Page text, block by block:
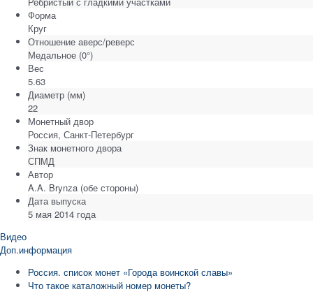
Форма
Круг
Отношение аверс/реверс
Медальное (0°)
Вес
5.63
Диаметр (мм)
22
Монетный двор
Россия, Санкт-Петербург
Знак монетного двора
СПМД
Автор
A.A. Brynza (обе стороны)
Дата выпуска
5 мая 2014 года
Видео
Доп.информация
Россия. список монет «Города воинской славы»
Что такое каталожный номер монеты?